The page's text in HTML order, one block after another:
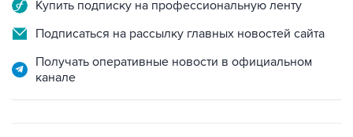
Купить подписку на профессиональную ленту
Подписаться на рассылку главных новостей сайта
Получать оперативные новости в официальном
канале